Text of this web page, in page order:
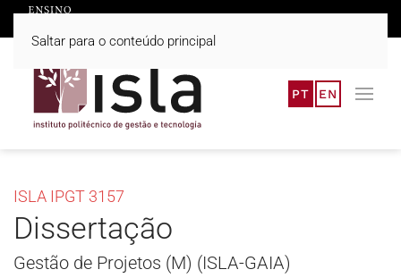
Saltar para o conteúdo principal
PT EN
ISLA IPGT 3157
Dissertação
Gestão de Projetos (M) (ISLA-GAIA)